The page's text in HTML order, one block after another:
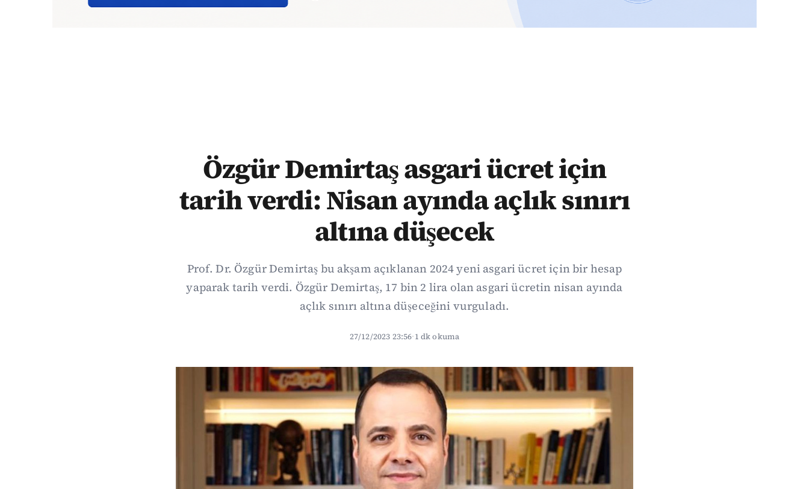
Özgür Demirtaş asgari ücret için
tarih verdi: Nisan ayında açlık sınırı
altına düşecek
Prof. Dr. Özgür Demirtaş bu akşam açıklanan 2024 yeni asgari ücret için bir hesap
yaparak tarih verdi. Özgür Demirtaş, 17 bin 2 lira olan asgari ücretin nisan ayında
açlık sınırı altına düşeceğini vurguladı.
27/12/2023 23:56·1 dk okuma